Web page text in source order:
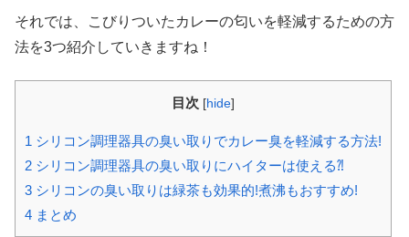
それでは、こびりついたカレーの匂いを軽減するための方
法を3つ紹介していきますね！
目次 [hide]
1 シリコン調理器具の臭い取りでカレー臭を軽減する方法!
2 シリコン調理器具の臭い取りにハイターは使える⁈
3 シリコンの臭い取りは緑茶も効果的!煮沸もおすすめ!
4 まとめ